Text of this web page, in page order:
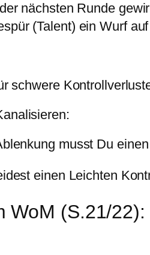
nächsten Runde
(Talent) ein Wurf
schwere
musst Du
einen Leichten
WoM (S.21/22):